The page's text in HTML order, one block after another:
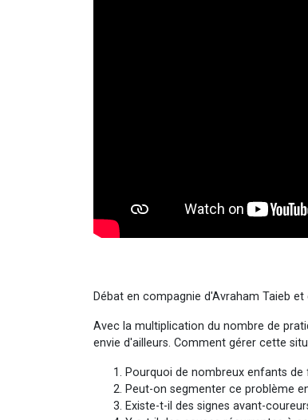
Débat en compagnie d'Avraham Taieb
Avec la multiplication du nombre de
envie d'ailleurs. Comment gérer cette
Pourquoi de nombreux enfants
Peut-on segmenter ce problème
Existe-t-il des signes avant-